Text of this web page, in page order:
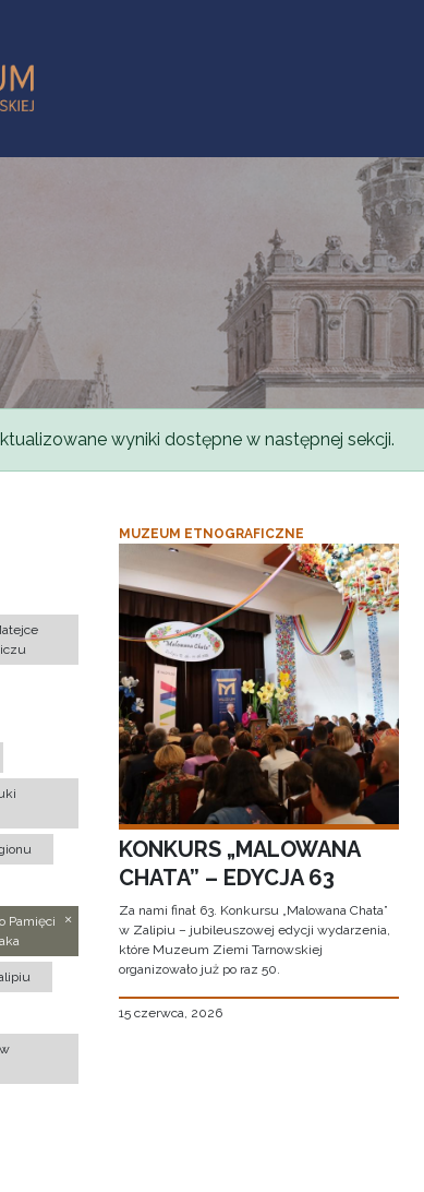
wyniki dostępne w następnej sekcji.
Pamięci
MUZEUM ETNOGRAFICZNE
KONKURS „MALOWANA
CHATA” – EDYCJA 63
Za nami finał 63. Konkursu „Malowana Chata”
w Zalipiu – jubileuszowej edycji wydarzenia,
które Muzeum Ziemi Tarnowskiej
organizowało już po raz 50.
15 czerwca, 2026